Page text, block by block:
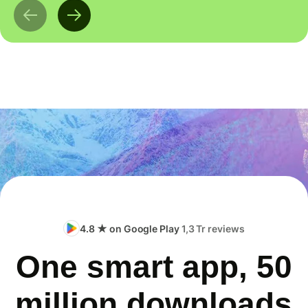
4.8 ★ on Google Play1,3 Tr reviews
One smart app, 50